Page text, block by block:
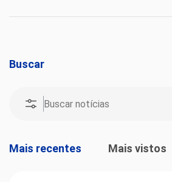
Buscar
Mais recentes Mais vistos